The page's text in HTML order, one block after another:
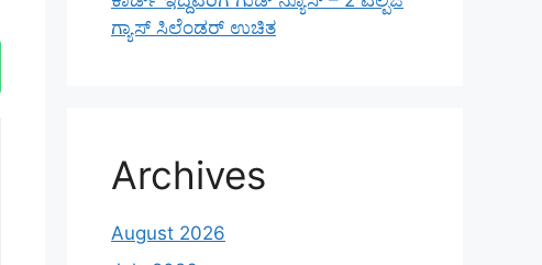
ಗ್ಯಾಸ್ ಸಿಲೆಂಡರ್ ಉಚಿತ
Archives
August 2026